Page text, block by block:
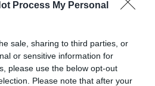
Process My Personal
sale, sharing to third parties, or
or sensitive information for
please use the below opt-out
Please note that after your
το χορογραφικό στιλ κάθε
εκδηλώσεις εντάσσεται
τους συμμετέχοντες επί
τερέν», αφού θα γίνει στο